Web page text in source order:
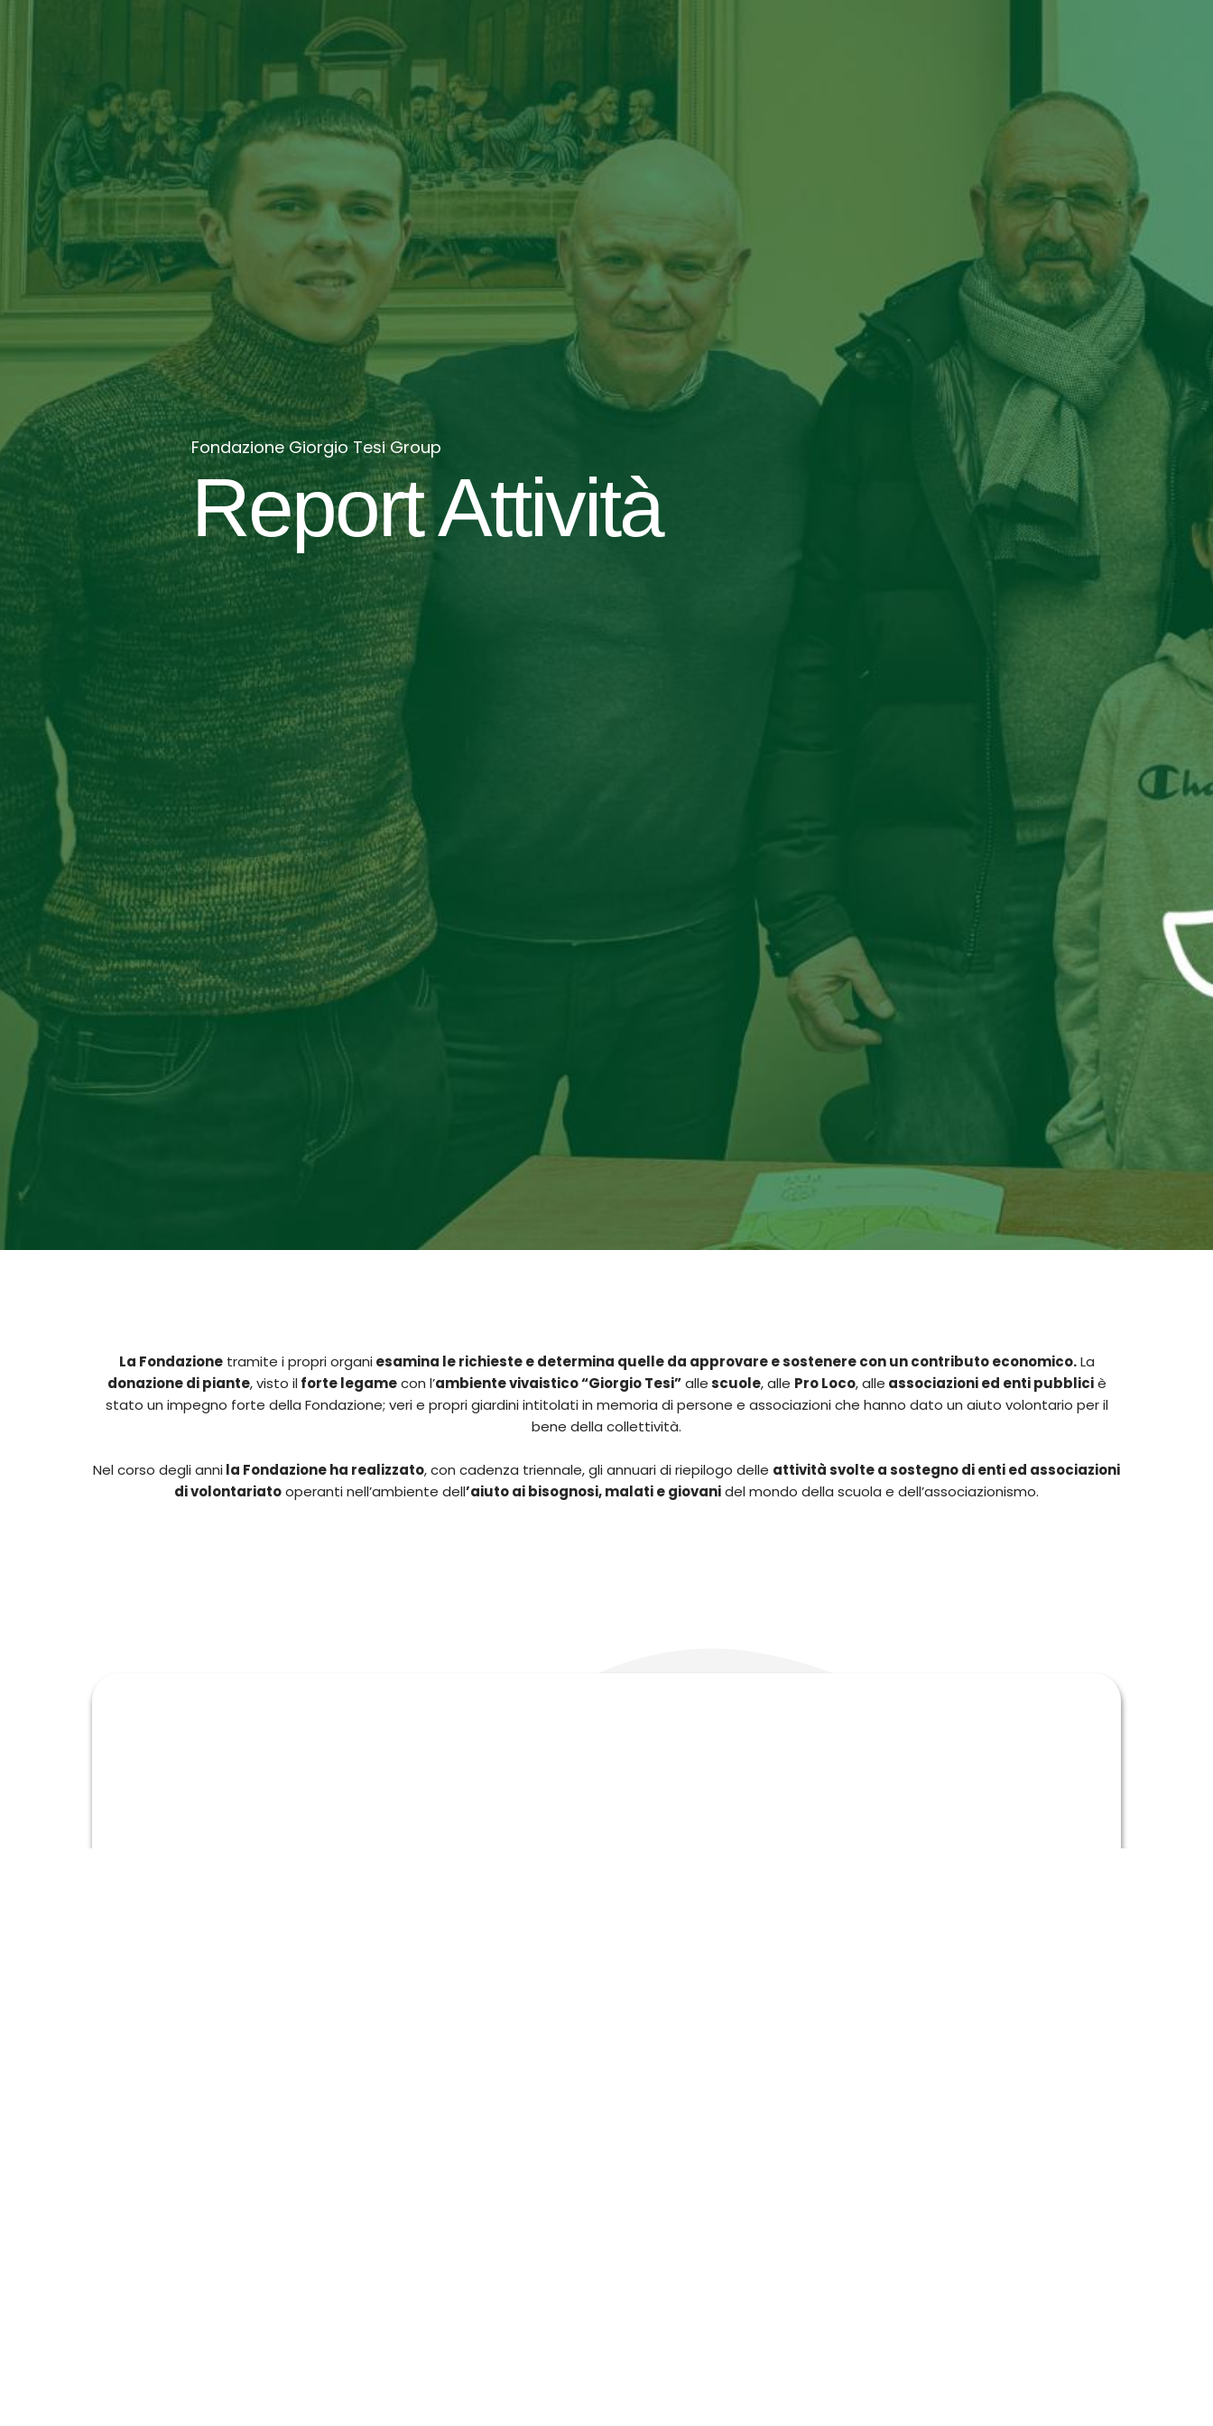
Fondazione Giorgio Tesi Group
Report Attività
La Fondazionetramite i propri organiesamina le richieste e determina quelle da approvare e sostenere con un contributo economico.La
donazione di piante, visto ilforte legamecon l’ambiente vivaistico “Giorgio Tesi”allescuole, alle Pro Loco, alle associazioni ed enti pubbliciè
stato un impegno forte della Fondazione; veri e propri giardini intitolati in memoria di persone e associazioni che hanno dato un aiuto volontario per il
bene della collettività.
Nel corso degli annila Fondazione ha realizzato, con cadenza triennale, gli annuari di riepilogo delle attività svolte a sostegno di enti ed associazioni
di volontariatooperanti nell’ambiente dell’aiuto ai bisognosi, malati e giovanidel mondo della scuola e dell’associazionismo.